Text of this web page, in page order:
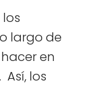
largo de
en
los